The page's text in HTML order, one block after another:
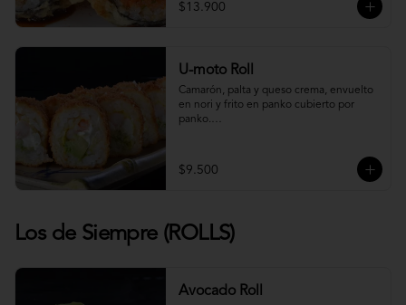
$13.900
U-moto Roll
Camarón, palta y queso crema, envuelto
en nori y frito en panko cubierto por
panko.
$9.500
Los de Siempre (ROLLS)
Avocado Roll